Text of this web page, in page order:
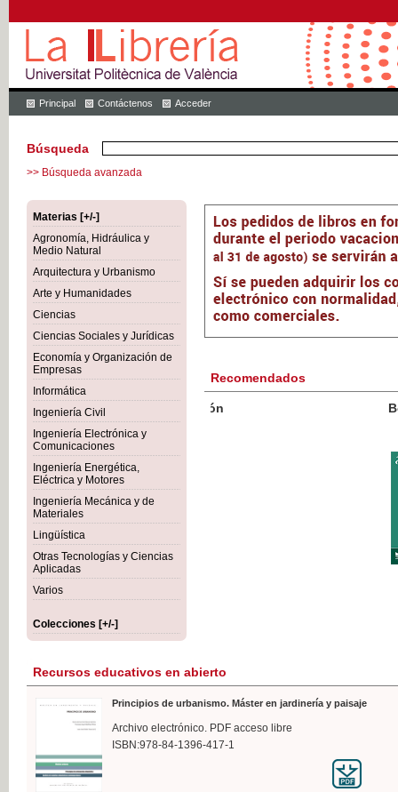
Principal Contáctenos Acceder
Búsqueda
>> Búsqueda avanzada
Materias [+/-]
Agronomía, Hidráulica y
Medio Natural
Arquitectura y Urbanismo
Arte y Humanidades
Ciencias
Ciencias Sociales y Jurídicas
Economía y Organización de
Empresas
Informática
Ingeniería Civil
Ingeniería Electrónica y
Comunicaciones
Ingeniería Energética,
Eléctrica y Motores
Ingeniería Mecánica y de
Materiales
Lingüística
Otras Tecnologías y Ciencias
Aplicadas
Varios
Colecciones [+/-]
Recomendados
Botánica Agroalimentaria
Recursos educativos en abierto
Principios de urbanismo. Máster en jardinería y paisaje
Archivo electrónico. PDF acceso libre
ISBN:978-84-1396-417-1